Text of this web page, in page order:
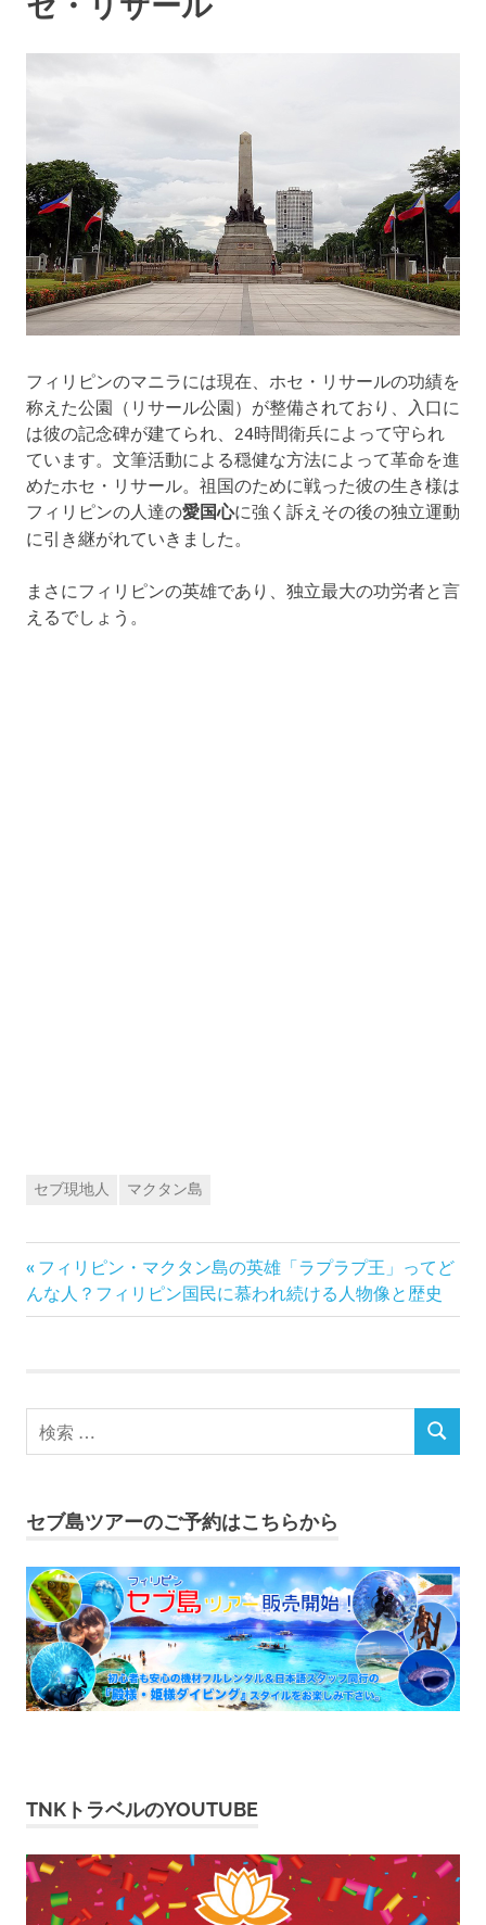
フィリピンのマニラには現在、ホセ・リサールの功績を
称えた公園（リサール公園）が整備されており、入口に
は彼の記念碑が建てられ、24時間衛兵によって守られ
ています。文筆活動による穏健な方法によって革命を進
めたホセ・リサール。祖国のために戦った彼の生き様は
フィリピンの人達の愛国心に強く訴えその後の独立運動
に引き継がれていきました。
まさにフィリピンの英雄であり、独立最大の功労者と言
えるでしょう。
セブ現地人 マクタン島
投
稿
ビ
ゲ
ョ
ン
前
の
記
フィリピン・マクタン島の英雄「ラプラプ王」ってど
んな人？フィリピン国民に慕われ続ける人物像と歴史
セブ島ツアーのご予約はこちらから
TNKトラベルのYOUTUBE